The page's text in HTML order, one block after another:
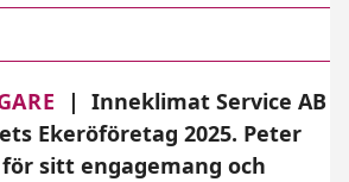
| Inneklimat Service AB
Ekeröföretag 2025. Peter
sitt engagemang och